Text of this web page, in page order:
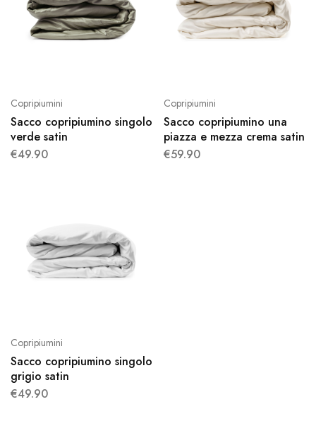
Copripiumini
Sacco copripiumino singolo
verde satin
€49.90
Copripiumini
Sacco copripiumino una
piazza e mezza crema satin
€59.90
Copripiumini
Sacco copripiumino singolo
grigio satin
€49.90